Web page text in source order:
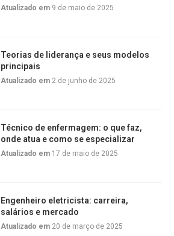
Atualizado em 9 de maio de 2025
Teorias de liderança e seus modelos
principais
Atualizado em 2 de junho de 2025
Técnico de enfermagem: o que faz,
onde atua e como se especializar
Atualizado em 17 de maio de 2025
Engenheiro eletricista: carreira,
salários e mercado
Atualizado em 20 de março de 2025